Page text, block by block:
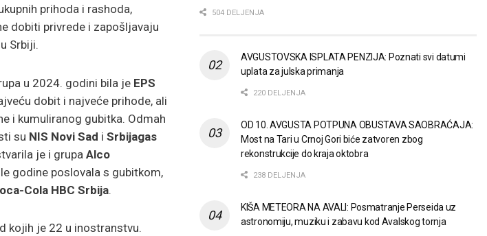
prihoda i rashoda,
dobiti privrede i zapošljavaju
Srbiji.
u 2024. godini bila je EPS
dobit i najveće prihode, ali
i kumuliranog gubitka. Odmah
su NIS Novi Sad i Srbijagas
je i grupa Alco
godine poslovala s gubitkom,
Cola HBC Srbija.
kojih je 22 u inostranstvu.
504 DELJENJA
AVGUSTOVSKA ISPLATA PENZIJA: Poznati svi datumi
uplata za julska primanja
220 DELJENJA
OD 10. AVGUSTA POTPUNA OBUSTAVA SAOBRAĆAJA:
Most na Tari u Crnoj Gori biće zatvoren zbog
rekonstrukcije do kraja oktobra
238 DELJENJA
KIŠA METEORA NA AVALI: Posmatranje Perseida uz
astronomiju, muziku i zabavu kod Avalskog tornja